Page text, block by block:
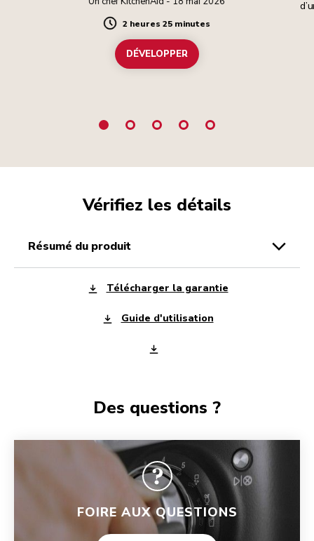
Duration
2 heures 25 minutes
DÉVELOPPER
Vérifiez les détails
résumé du produit
Télécharger la garantie
Guide d'utilisation
Des questions ?
FOIRE AUX QUESTIONS